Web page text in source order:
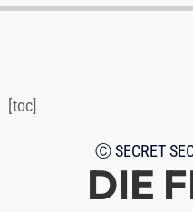
[toc]
DIE